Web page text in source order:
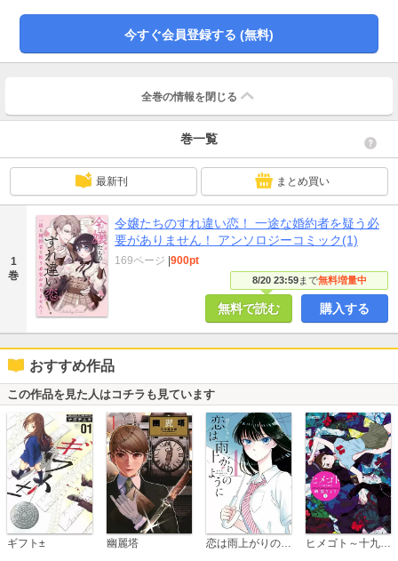
今すぐ会員登録する (無料)
全巻の情報を 閉じる
巻一覧
最新刊 まとめ買い
1
巻
令嬢たちのすれ違い恋！ 一途な婚約者を疑う必
要がありません！ アンソロジーコミック(1)
8/20 23:59まで無料増量中
169ページ 900pt
無料で読む 購入する
おすすめ作品
この作品を見た人はコチラも見ています
ギフト± 幽麗塔 恋は雨上がりのように ヒメゴト～十九歳の制服～